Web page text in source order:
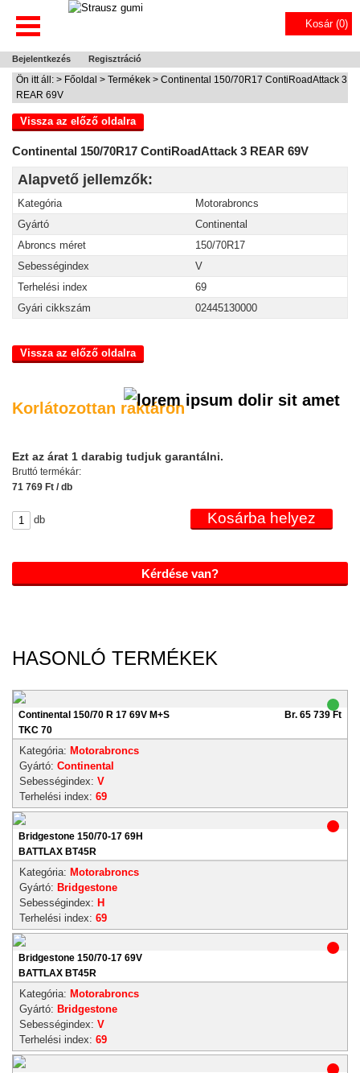
Kosár (0)
Bejelentkezés Regisztráció
Ön itt áll: > Főoldal > Termékek > Continental 150/70R17 ContiRoadAttack 3
REAR 69V
Vissza az előző oldalra
Continental 150/70R17 ContiRoadAttack 3 REAR 69V
Alapvető jellemzők:
Kategória
Motorabroncs
Gyártó
Continental
Abroncs méret
150/70R17
Sebességindex
V
Terhelési index
69
Gyári cikkszám
02445130000
Vissza az előző oldalra
Korlátozottan raktáron
Ezt az árat 1 darabig tudjuk garantálni.
Bruttó termékár:
71 769 Ft / db
db
Kérdése van?
HASONLÓ TERMÉKEK
Continental 150/70 R 17 69V M+S
TKC 70
Br. 65 739 Ft
Kategória: Motorabroncs
Gyártó: Continental
Sebességindex: V
Terhelési index: 69
Bridgestone 150/70-17 69H
BATTLAX BT45R
Kategória: Motorabroncs
Gyártó: Bridgestone
Sebességindex: H
Terhelési index: 69
Bridgestone 150/70-17 69V
BATTLAX BT45R
Kategória: Motorabroncs
Gyártó: Bridgestone
Sebességindex: V
Terhelési index: 69